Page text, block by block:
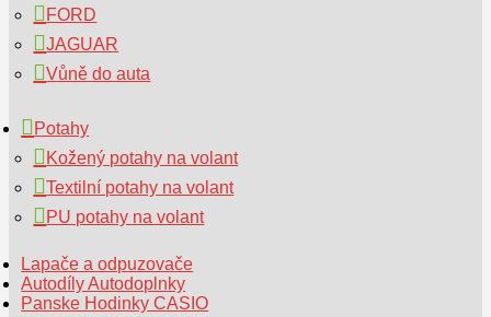
FORD
JAGUAR
Vůně do auta
Potahy
Kožený potahy na volant
Textilní potahy na volant
PU potahy na volant
Lapače a odpuzovače
Autodíly Autodoplnky
Panske Hodinky CASIO